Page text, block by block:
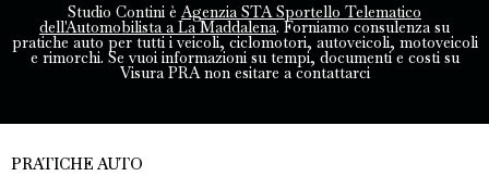
Studio Contini è Agenzia STA Sportello Telematico
dell'Automobilista a La Maddalena. Forniamo consulenza su
pratiche auto per tutti i veicoli, ciclomotori, autoveicoli, motoveicoli
e rimorchi. Se vuoi informazioni su tempi, documenti e costi su
Visura PRA non esitare a contattarci
PRATICHE AUTO